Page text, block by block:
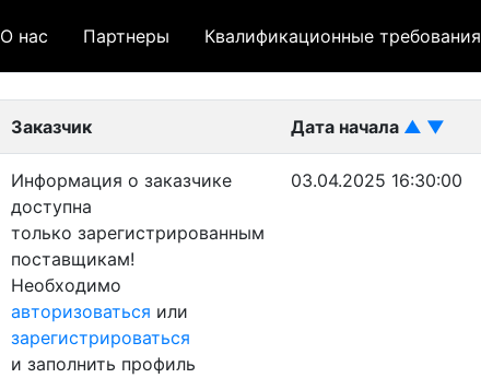
О нас Партнеры Квалификационные требования
Заказчик Дата начала ▲ ▼
Информация о заказчике
доступна
только зарегистрированным
поставщикам!
Необходимо
авторизоваться или
зарегистрироваться
и заполнить профиль
03.04.2025 16:30:00